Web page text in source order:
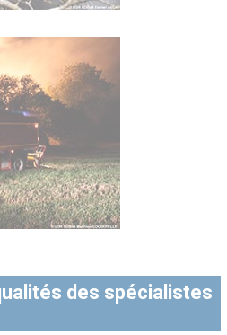
des spécialistes